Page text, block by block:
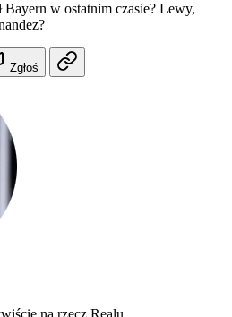
Bayern w ostatnim czasie? Lewy,
Zgłoś
na rzecz Realu